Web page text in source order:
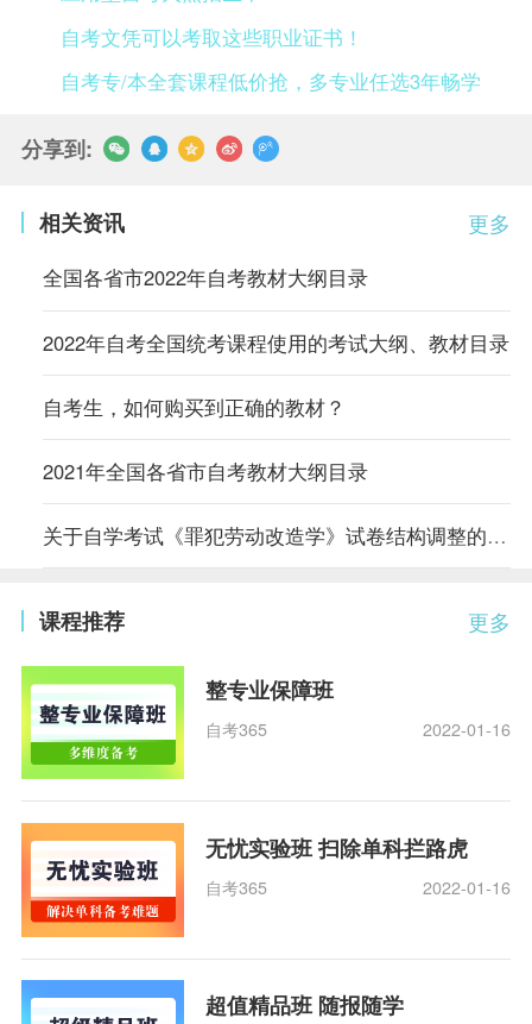
自考文凭可以考取这些职业证书！
自考专/本全套课程低价抢，多专业任选3年畅学
分享到:
更多
相关资讯
全国各省市2022年自考教材大纲目录
2022年自考全国统考课程使用的考试大纲、教材目录
自考生，如何购买到正确的教材？
2021年全国各省市自考教材大纲目录
关于自学考试《罪犯劳动改造学》试卷结构调整的说明
更多
课程推荐
整专业保障班
自考365 2022-01-16
无忧实验班 扫除单科拦路虎
自考365 2022-01-16
超值精品班 随报随学